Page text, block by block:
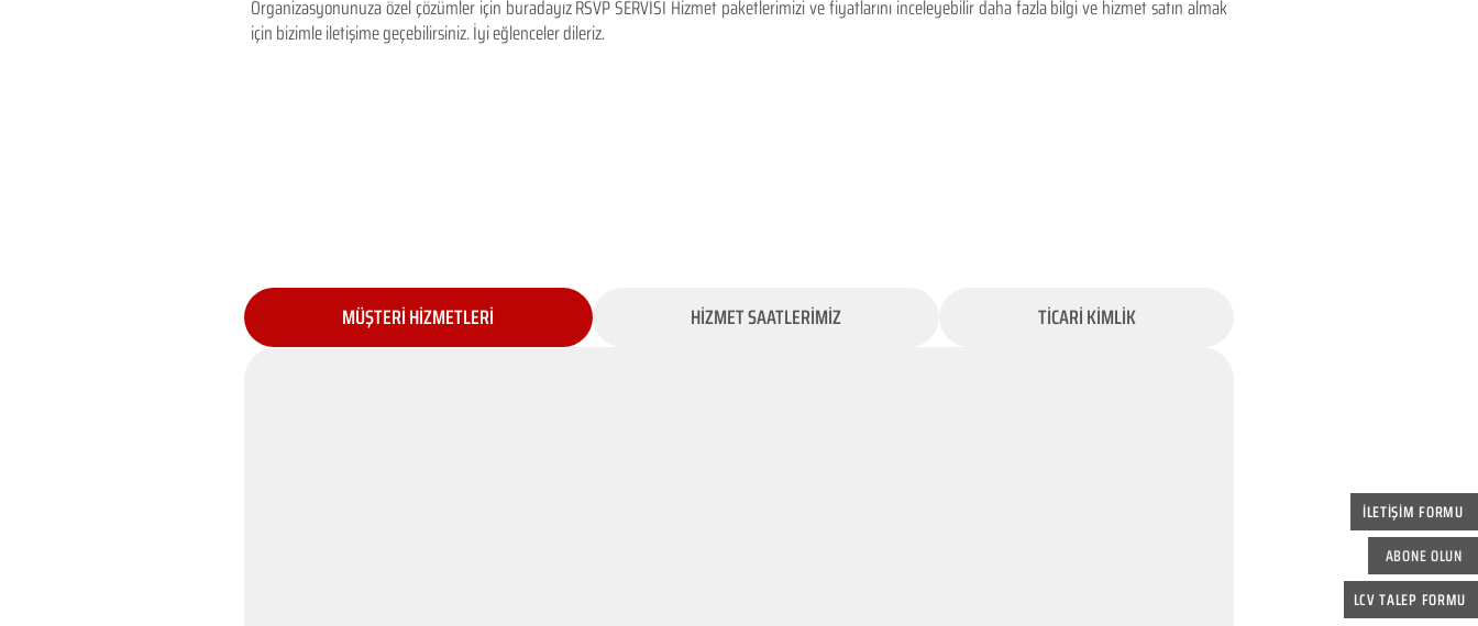
İLETİŞİM FORMU
ABONE OLUN
LCV TALEP FORMU
Organizasyonunuza özel çözümler için buradayız RSVP SERVİSİ Hizmet paketlerimizi ve fiyatlarını inceleyebilir daha fazla bilgi ve hizmet satın almak
için bizimle iletişime geçebilirsiniz. İyi eğlenceler dileriz.
MÜŞTERİ HİZMETLERİ HİZMET SAATLERİMİZ TİCARİ KİMLİK